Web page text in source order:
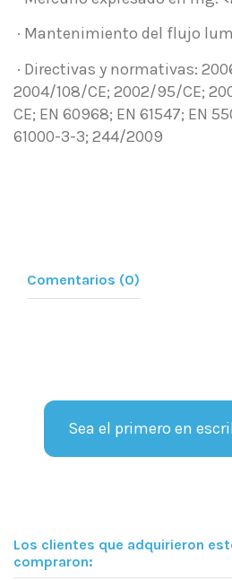
· Mantenimiento del flujo
· Directivas y normativas:
2004/108/CE; 2002/95/CE;
CE; EN 60968; EN 61547; EN
61000-3-3; 244/2009
Comentarios (0)
Sea el primero en
Los clientes que adquirieron
compraron: